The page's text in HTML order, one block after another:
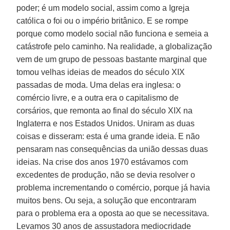
poder; é um modelo social, assim como a Igreja
católica o foi ou o império britânico. E se rompe
porque como modelo social não funciona e semeia a
catástrofe pelo caminho. Na realidade, a globalização
vem de um grupo de pessoas bastante marginal que
tomou velhas ideias de meados do século XIX
passadas de moda. Uma delas era inglesa: o
comércio livre, e a outra era o capitalismo de
corsários, que remonta ao final do século XIX na
Inglaterra e nos Estados Unidos. Uniram as duas
coisas e disseram: esta é uma grande ideia. E não
pensaram nas consequências da união dessas duas
ideias. Na crise dos anos 1970 estávamos com
excedentes de produção, não se devia resolver o
problema incrementando o comércio, porque já havia
muitos bens. Ou seja, a solução que encontraram
para o problema era a oposta ao que se necessitava.
Levamos 30 anos de assustadora mediocridade